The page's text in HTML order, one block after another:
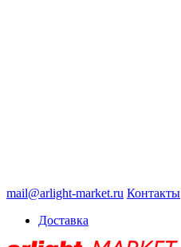
mail@arlight-market.ru Контакты
Доставка